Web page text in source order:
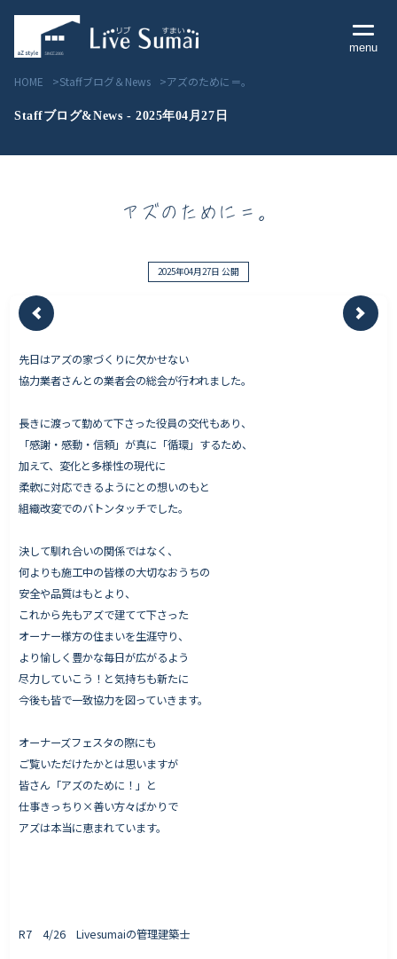
menu
Livesumai 住宅標準性能
Livesumai 保証について
見学会／モデルハウス情報
Works - 施工実績
オーナー様の声
よくいただくご質問
お役立ちコラム
会社情報
代表挨拶
会社概要
Staff ブログ&News
HOME Staffブログ＆News アズのために＝。
Staffブログ&News - 2025年04月27日
アズのために＝。
2025年04月27日 公開
先日はアズの家づくりに欠かせない
協力業者さんとの業者会の総会が行われました。
長きに渡って勤めて下さった役員の交代もあり、
「感謝・感動・信頼」が真に「循環」するため、
加えて、変化と多様性の現代に
柔軟に対応できるようにとの想いのもと
組織改変でのバトンタッチでした。
決して馴れ合いの関係ではなく、
何よりも施工中の皆様の大切なおうちの
安全や品質はもとより、
これから先もアズで建てて下さった
オーナー様方の住まいを生涯守り、
より愉しく豊かな毎日が広がるよう
尽力していこう！と気持ちも新たに
今後も皆で一致協力を図っていきます。
オーナーズフェスタの際にも
ご覧いただけたかとは思いますが
皆さん「アズのために！」と
仕事きっちり×善い方々ばかりで
アズは本当に恵まれています。
R7 4/26 Livesumaiの管理建築士